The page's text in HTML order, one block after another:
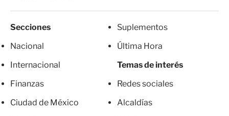
Secciones
Nacional
Internacional
Finanzas
Ciudad de México
Suplementos
Última Hora
Temas de interés
Redes sociales
Alcaldías